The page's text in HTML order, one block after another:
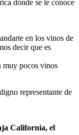
dónde se le conoce
en los vinos de
decir que es
muy pocos vinos
representante de
California, el